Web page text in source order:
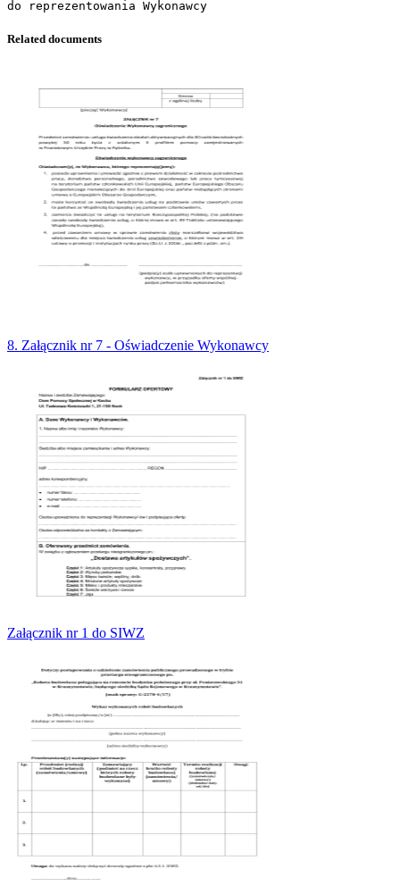
Related documents
8. Załącznik nr 7 - Oświadczenie Wykonawcy
Załącznik nr 1 do SIWZ